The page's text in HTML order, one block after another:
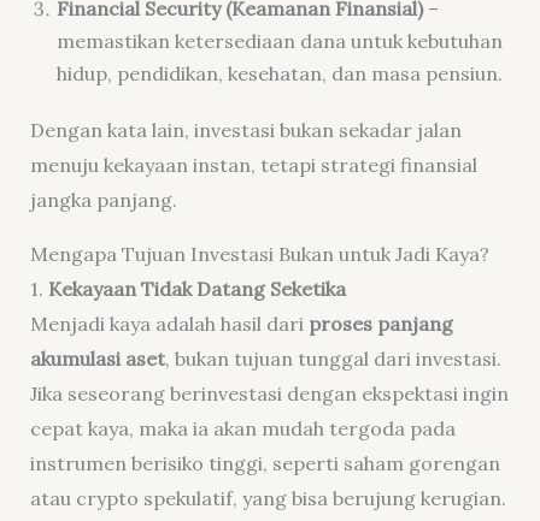
Financial Security (Keamanan Finansial)–
memastikan ketersediaan dana untuk kebutuhan
hidup, pendidikan, kesehatan, dan masa pensiun.
Dengan kata lain, investasi bukan sekadar jalan
menuju kekayaan instan, tetapi strategi finansial
jangka panjang.
Mengapa Tujuan Investasi Bukan untuk Jadi Kaya?
1. Kekayaan Tidak Datang Seketika
Menjadi kaya adalah hasil dari proses panjang
akumulasi aset, bukan tujuan tunggal dari investasi.
Jika seseorang berinvestasi dengan ekspektasi ingin
cepat kaya, maka ia akan mudah tergoda pada
instrumen berisiko tinggi, seperti saham gorengan
atau crypto spekulatif, yang bisa berujung kerugian.